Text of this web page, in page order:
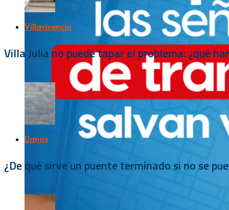
Villavicencio
Villa Julia no puede tapar el problema: ¿qué
Llanos
¿De qué sirve un puente terminado si no se